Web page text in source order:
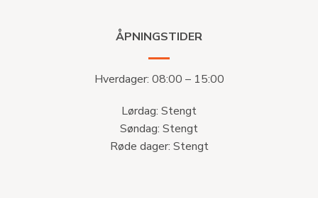
ÅPNINGSTIDER
Hverdager: 08:00 – 15:00
Lørdag: Stengt
Søndag: Stengt
Røde dager: Stengt